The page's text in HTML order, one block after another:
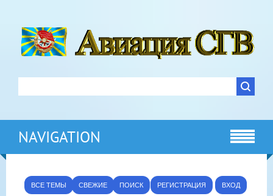
NAVIGATION
ВСЕ ТЕМЫ СВЕЖИЕ ПОИСК РЕГИСТРАЦИЯ ВХОД